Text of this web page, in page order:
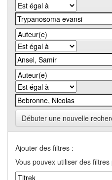
Débuter une nouvelle
Ajouter des filtres :
Vous pouvex utiliser des